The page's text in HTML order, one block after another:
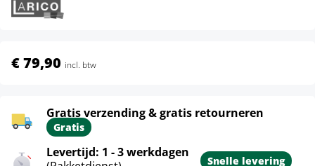
€ 79,90 incl. btw
Gratis verzending & gratis retourneren
Gratis
Levertijd: 1 - 3 werkdagen
Snelle levering